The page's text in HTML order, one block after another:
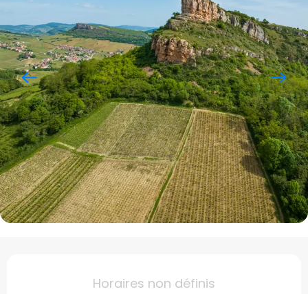
Ouverture et
Horaires non définis